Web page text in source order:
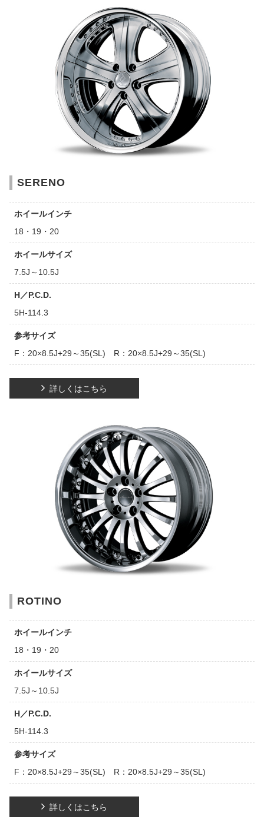
SERENO
ホイールインチ
18・19・20
ホイールサイズ
7.5J～10.5J
H／P.C.D.
5H-114.3
参考サイズ
F：20×8.5J+29～35(SL) R：20×8.5J+29～35(SL)
詳しくはこちら
ROTINO
ホイールインチ
18・19・20
ホイールサイズ
7.5J～10.5J
H／P.C.D.
5H-114.3
参考サイズ
F：20×8.5J+29～35(SL) R：20×8.5J+29～35(SL)
詳しくはこちら